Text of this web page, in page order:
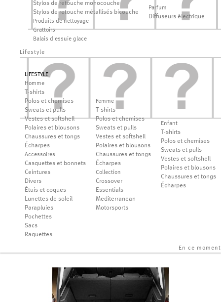
Stylos de retouche monocouche
Stylos de retouche métallisés bicouche
Produits de nettoyage
Grattoirs
Balais d'essuie glace
Parfum
Diffuseurs électrique
Lifestyle
LIFESTYLE
Homme
T-shirts
Polos et chemises
Sweats et pulls
Vestes et softshell
Polaires et blousons
Chaussures et tongs
Écharpes
Accessoires
Casquettes et bonnets
Ceintures
Divers
Étuis et coques
Lunettes de soleil
Parapluies
Pochettes
Sacs
Raquettes
Femme
T-shirts
Polos et chemises
Sweats et pulls
Vestes et softshell
Polaires et blousons
Chaussures et tongs
Écharpes
Collection
Crossover
Essentials
Mediterranean
Motorsports
Enfant
T-shirts
Polos et chemises
Sweats et pulls
Vestes et softshell
Polaires et blousons
Chaussures et tongs
Écharpes
En ce moment